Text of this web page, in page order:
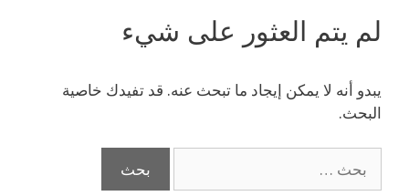
لم يتم العثور على شيء
يبدو أنه لا يمكن إيجاد ما تبحث عنه. قد تفيدك خاصية
البحث.